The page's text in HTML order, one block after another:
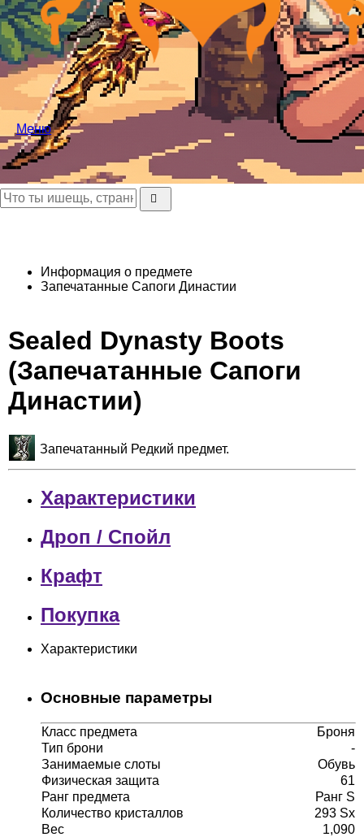
Меню
Информация о предмете
Запечатанные Сапоги Династии
Sealed Dynasty Boots
(Запечатанные Сапоги
Династии)
Запечатанный Редкий предмет.
Характеристики
Дроп / Спойл
Крафт
Покупка
Характеристики
Основные параметры
Класс предмета
Броня
Тип брони
-
Занимаемые слоты
Обувь
Физическая защита
61
Ранг предмета
Ранг S
Количество кристаллов
293 Sx
Вес
1,090